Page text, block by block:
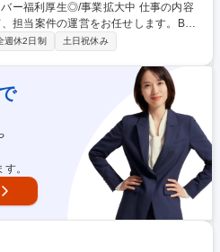
厚生◎/事業拡大中 仕事の内容
担当案件の運営をお任せします。BP
務を安定的に遂行するため、作業スタ
具体的な業務内容】■担当案件の作業
し・質問対応、研修、勤怠管理■イレギ
・報告相談）■業務フローの整理・見
■業務上の課題やリスクの把握・改善方
週休2日制 土日祝休み
。